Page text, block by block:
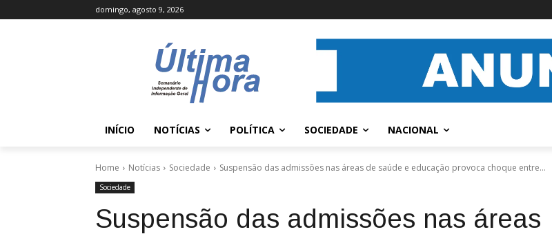
domingo, agosto 9, 2026
INÍCIO NOTÍCIAS POLÍTICA SOCIEDADE NACIONAL
Home Notícias Sociedade Suspensão das admissões nas áreas de saúde e educação provoca choque entre...
Sociedade
Suspensão das admissões nas áreas